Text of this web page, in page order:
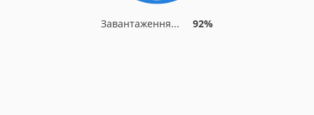
Завантаження... 92%